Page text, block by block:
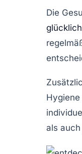
Die
Hygiene
als